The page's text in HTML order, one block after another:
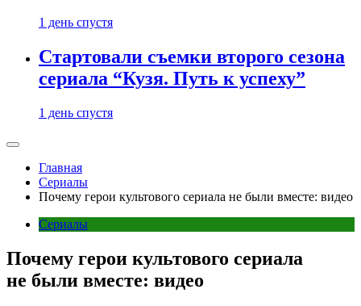
1 день спустя
Стартовали съемки второго сезона
сериала “Кузя. Путь к успеху”
1 день спустя
Главная
Сериалы
Почему герои культового сериала не были вместе: видео
Сериалы
Почему герои культового сериала
не были вместе: видео